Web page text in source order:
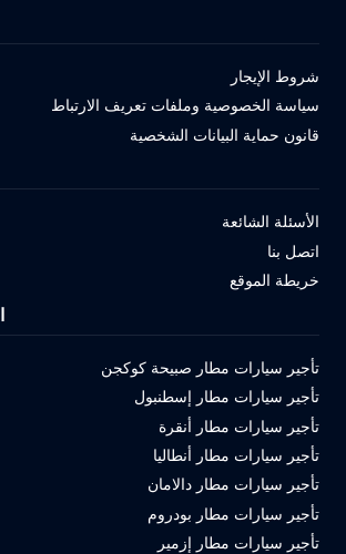
شروط الإيجار
سياسة الخصوصية وملفات تعريف الارتباط
قانون حماية البيانات الشخصية
الأسئلة الشائعة
اتصل بنا
خريطة الموقع
تأجير سيارات مطار صبيحة كوكجن
تأجير سيارات مطار إسطنبول
تأجير سيارات مطار أنقرة
تأجير سيارات مطار أنطاليا
تأجير سيارات مطار دالامان
تأجير سيارات مطار بودروم
تأجير سيارات مطار إزمير